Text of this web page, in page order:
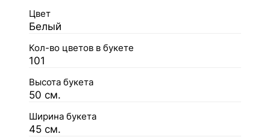
Цвет
Белый
Кол-во цветов в букете
101
Высота букета
50 см.
Ширина букета
45 см.